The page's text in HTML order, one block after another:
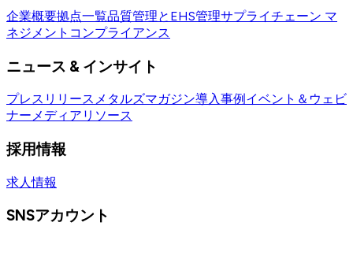
企業概要拠点一覧品質管理とEHS管理サプライチェーン マ
ネジメント コンプライアンス
ニュース & インサイト
プレスリリース メタルズマガジン導入事例 イベント＆ウェビ
ナーメディアリソース
採用情報
求人情報
SNSアカウント